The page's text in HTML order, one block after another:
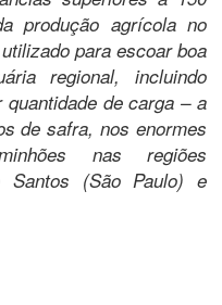
produção agrícola no
para escoar boa
regional, incluindo
de carga – a
de safra, nos enormes
nas regiões
Santos (São Paulo) e